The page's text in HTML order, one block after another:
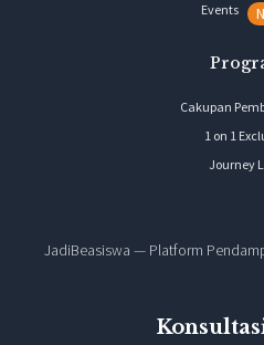
Events
Cakupan
1 on 1
Journey
JadiBeasiswa — Platform